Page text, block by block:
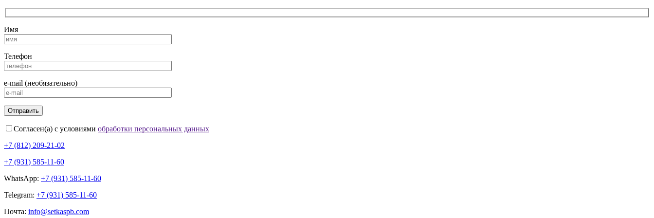
Имя
Телефон
e-mail (необязательно)
Согласен(а) с условиями обработки персональных данных
+7 (812) 209-21-02
+7 (931) 585-11-60
WhatsApp: +7 (931) 585-11-60
Telegram: +7 (931) 585-11-60
Почта: info@setkaspb.com